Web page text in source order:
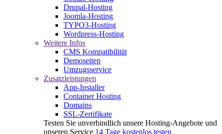
Drupal-Hosting
Joomla-Hosting
TYPO3-Hosting
Wordpress-Hosting
Weitere Infos
CMS Kompatibilität
Demoseiten
Umzugsservice
Zusatzleistungen
App-Installer
Container Hosting
Domains
SSL-Zertifikate
Testen Sie unverbindlich unsere Hosting-Angebote und
unseren Service 14 Tage kostenlos testen